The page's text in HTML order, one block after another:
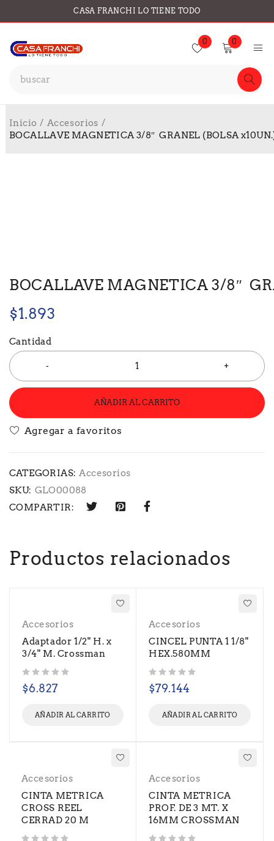
CASA FRANCHI LO TIENE TODO
0 0
Inicio / Accesorios /
BOCALLAVE MAGNETICA 3/8″ GRANEL (BOLSA
BOCALLAVE MAGNETICA 3/8″
$1.893
Cantidad
AÑADIR AL CARRITO
CATEGORIAS: Accesorios
SKU: GLO00088
COMPARTIR:
Productos relacionados
Accesorios
Adaptador 1/2" H. x
3/4" M. Crossman
$6.827
AÑADIR AL CARRITO
Accesorios
CINCEL PUNTA 1 1/8"
HEX.580MM
$79.144
AÑADIR AL CARRITO
Accesorios
CINTA METRICA
CROSS REEL
CERRAD 20 M
Accesorios
CINTA METRICA
PROF. DE 3 MT. X
16MM CROSSMAN